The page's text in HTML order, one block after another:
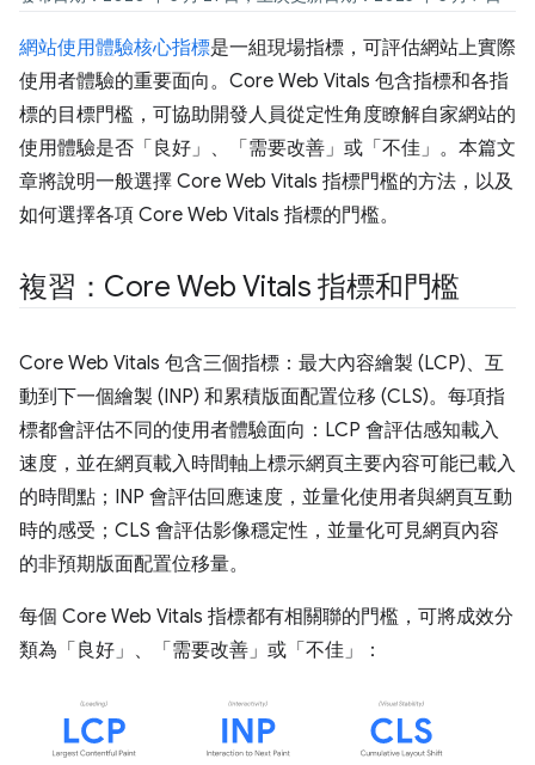
網站使用體驗核心指標是一組現場指標，可評估網站上實際
使用者體驗的重要面向。Core Web Vitals 包含指標和各指
標的目標門檻，可協助開發人員從定性角度瞭解自家網站的
使用體驗是否「良好」、「需要改善」或「不佳」。本篇文
章將說明一般選擇 Core Web Vitals 指標門檻的方法，以及
如何選擇各項 Core Web Vitals 指標的門檻。
複習：Core Web Vitals 指標和門檻
Core Web Vitals 包含三個指標：最大內容繪製 (LCP)、互
動到下一個繪製 (INP) 和累積版面配置位移 (CLS)。每項指
標都會評估不同的使用者體驗面向：LCP 會評估感知載入
速度，並在網頁載入時間軸上標示網頁主要內容可能已載入
的時間點；INP 會評估回應速度，並量化使用者與網頁互動
時的感受；CLS 會評估影像穩定性，並量化可見網頁內容
的非預期版面配置位移量。
每個 Core Web Vitals 指標都有相關聯的門檻，可將成效分
類為「良好」、「需要改善」或「不佳」：